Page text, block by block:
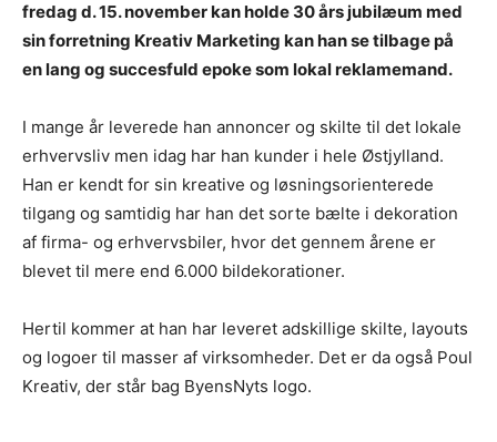
fredag d. 15. november kan holde 30 års jubilæum med
sin forretning Kreativ Marketing kan han se tilbage på
en lang og succesfuld epoke som lokal reklamemand.
I mange år leverede han annoncer og skilte til det lokale
erhvervsliv men idag har han kunder i hele Østjylland.
Han er kendt for sin kreative og løsningsorienterede
tilgang og samtidig har han det sorte bælte i dekoration
af firma- og erhvervsbiler, hvor det gennem årene er
blevet til mere end 6.000 bildekorationer.
Hertil kommer at han har leveret adskillige skilte, layouts
og logoer til masser af virksomheder. Det er da også Poul
Kreativ, der står bag ByensNyts logo.